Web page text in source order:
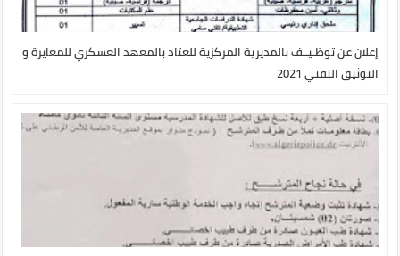
إعلان عن توظـيــف بالمديرية المركزية للعتاد بالمعهد العسكري للمعايرة و
التوثيق التقني 2021